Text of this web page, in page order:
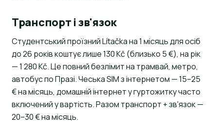
Транспорт і зв'язок
Студентський проїзний Lítačka на 1 місяць для осіб
до 26 років коштує лише 130 Kč (близько 5 €), на рік
— 1 280 Kč. Це повний безлімит на трамвай, метро,
автобус по Празі. Чеська SIM з інтернетом — 15–25
€ на місяць, домашній інтернет у гуртожитку часто
включений у вартість. Разом транспорт + зв'язок —
20–30 € на місяць.